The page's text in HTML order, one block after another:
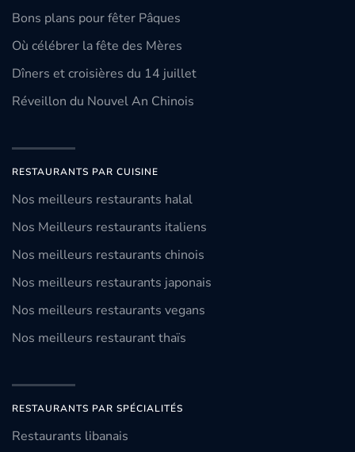
Bons plans pour fêter Pâques
Où célébrer la fête des Mères
Dîners et croisières du 14 juillet
Réveillon du Nouvel An Chinois
RESTAURANTS PAR CUISINE
Nos meilleurs restaurants halal
Nos Meilleurs restaurants italiens
Nos meilleurs restaurants chinois
Nos meilleurs restaurants japonais
Nos meilleurs restaurants vegans
Nos meilleurs restaurant thaïs
RESTAURANTS PAR SPÉCIALITÉS
Restaurants libanais